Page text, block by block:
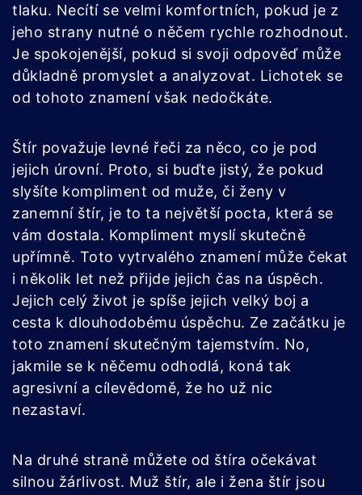
tlaku. Necítí se velmi komfortních, pokud je z
jeho strany nutné o něčem rychle rozhodnout.
Je spokojenější, pokud si svoji odpověď může
důkladně promyslet a analyzovat. Lichotek se
od tohoto znamení však nedočkáte.
Štír považuje levné řeči za něco, co je pod
jejich úrovní. Proto, si buďte jistý, že pokud
slyšíte kompliment od muže, či ženy v
zanemní štír, je to ta největší pocta, která se
vám dostala. Kompliment myslí skutečně
upřímně. Toto vytrvalého znamení může čekat
i několik let než přijde jejich čas na úspěch.
Jejich celý život je spíše jejich velký boj a
cesta k dlouhodobému úspěchu. Ze začátku je
toto znamení skutečným tajemstvím. No,
jakmile se k něčemu odhodlá, koná tak
agresivní a cílevědomě, že ho už nic
nezastaví.
Na druhé straně můžete od štíra očekávat
silnou žárlivost. Muž štír, ale i žena štír jsou